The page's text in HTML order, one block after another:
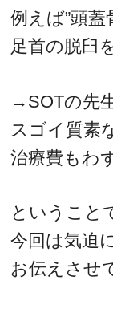
例えば”頭蓋
足首の脱臼
→SOTの先
スゴイ質素
治療費もわ
ということ
今回は気迫
お伝えさせ